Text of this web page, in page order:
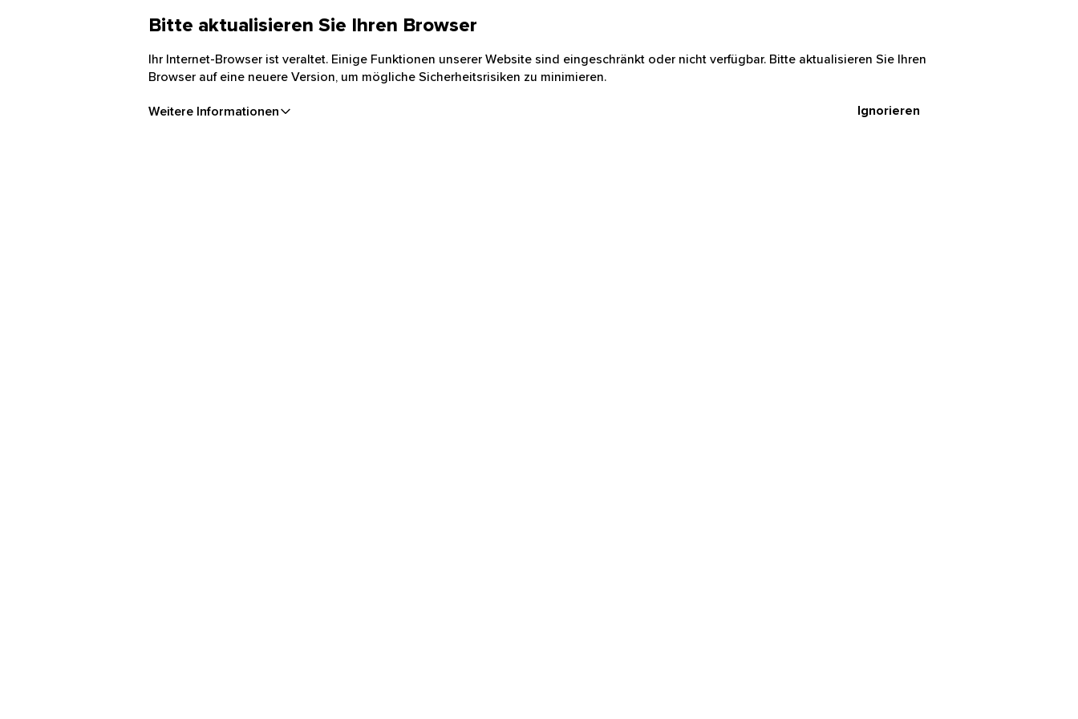
Bitte aktualisieren Sie Ihren Browser
Ihr Internet-Browser ist veraltet. Einige Funktionen unserer Website sind eingeschränkt oder nicht verfügbar. Bitte aktualisieren Sie Ihren
Browser auf eine neuere Version, um mögliche Sicherheitsrisiken zu minimieren.
Weitere Informationen Ignorieren